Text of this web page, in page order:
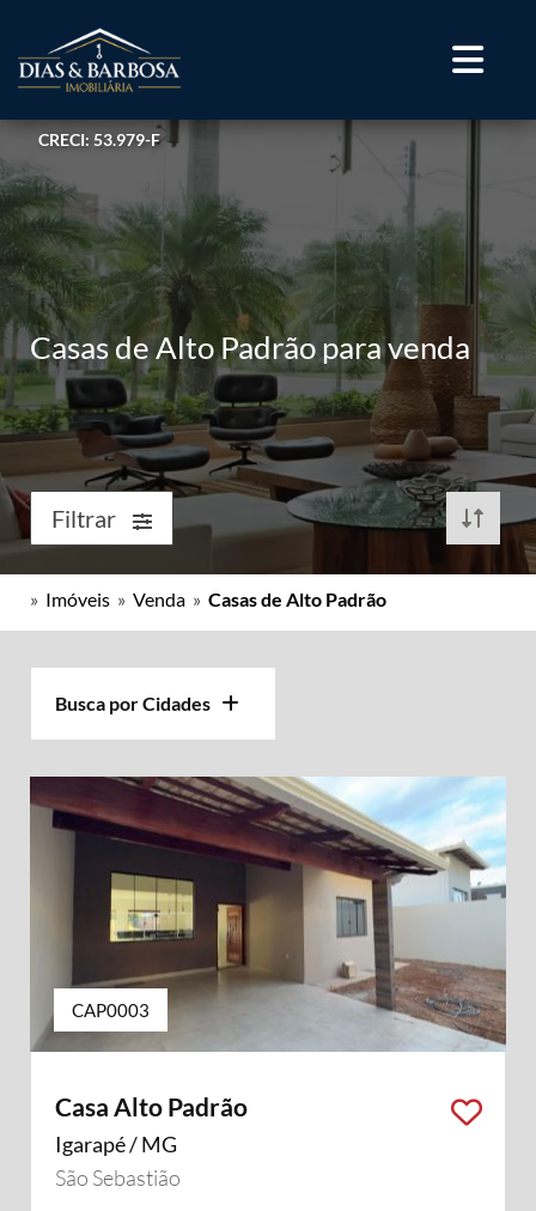
CRECI: 53.979-F
Casas de Alto Padrão para venda
Filtrar
» Imóveis » Venda » Casas de Alto Padrão
Busca por Cidades
CAP0003
Casa Alto Padrão
Igarapé / MG
São Sebastião